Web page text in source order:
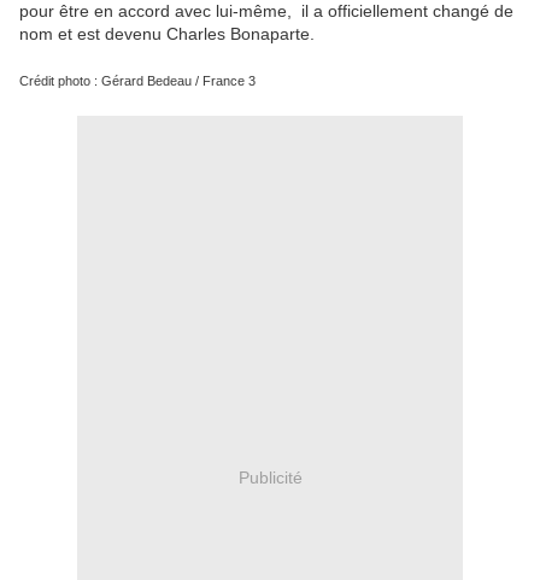
pour être en accord avec lui-même, il a officiellement changé de
nom et est devenu Charles Bonaparte.
Crédit photo : Gérard Bedeau / France 3
Publicité